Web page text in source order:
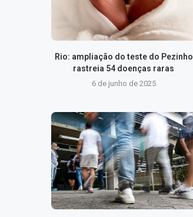
Rio: ampliação do teste do Pezinho
rastreia 54 doenças raras
6 de junho de 2025